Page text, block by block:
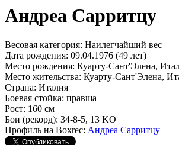
Андреа Сарритцу
Весовая категория: Наилегчайший вес
Дата рождения: 09.04.1976 (49 лет)
Место рождения: Куарту-Сант'Элена,
Место жительства: Куарту-Сант'Элена,
Страна: Италия
Боевая стойка: правша
Рост: 160 см
Бои (рекорд): 34-8-5, 13 KO
Профиль на Boxrec: Андреа Сарритцу